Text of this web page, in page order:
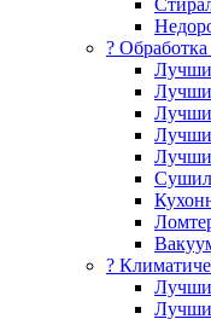
?
?️